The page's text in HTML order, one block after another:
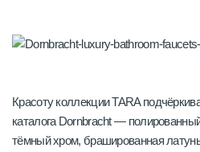
Красоту коллекции TARA
каталога Dornbracht —
тёмный хром, брашированная